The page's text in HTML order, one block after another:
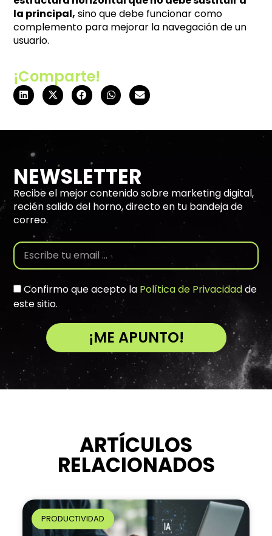
la principal, sino que debe funcionar como
complemento para mejorar la navegación de un
usuario.
¡Comparte!
NEWSLETTER
Recibe el mejor contenido sobre marketing digital,
recién salido del horno, directo en tu bandeja de
correo.
Confirmo que acepto la Política de Privacidadde
este sitio.
¡ME APUNTO!
t
ARTÍCULOS
RELACIONADOS
PRODUCTIVIDAD